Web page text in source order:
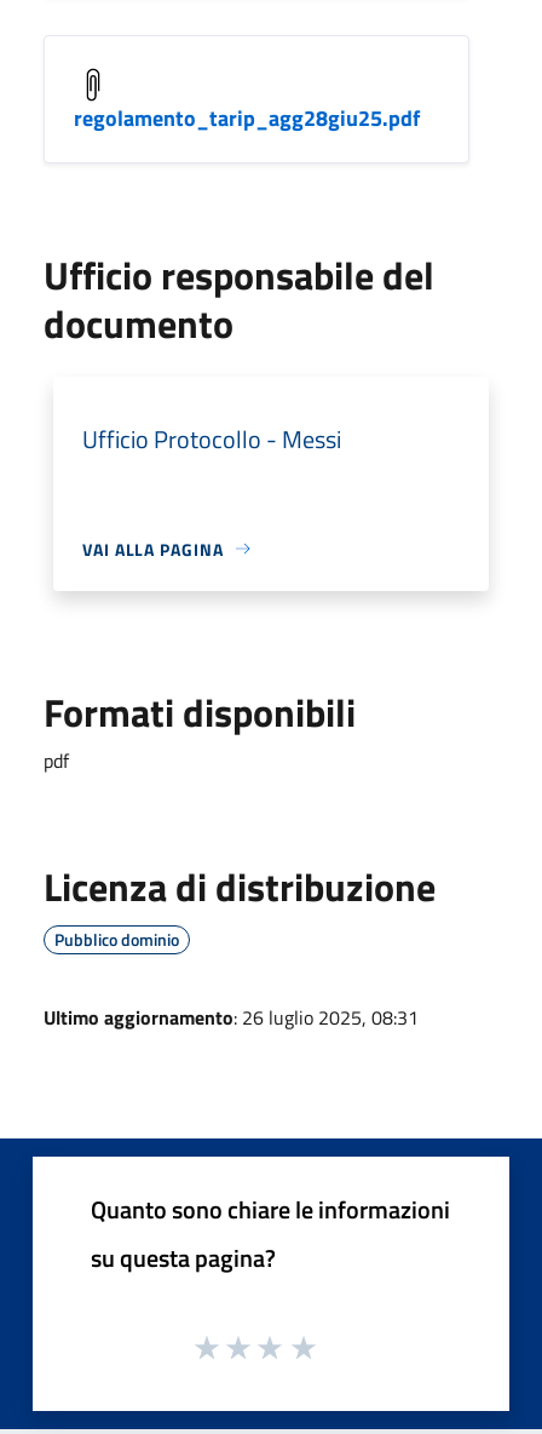
regolamento_tarip_agg28giu25.pdf
Ufficio responsabile del
documento
Ufficio Protocollo - Messi
VAI ALLA PAGINA
Formati disponibili
pdf
Licenza di distribuzione
Pubblico dominio
Ultimo aggiornamento: 26 luglio 2025, 08:31
Quanto sono chiare le informazioni
su questa pagina?